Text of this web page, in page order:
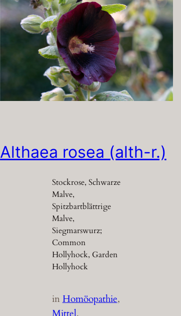
Althaea rosea (alth-r.)
Stockrose, Schwarze
Malve,
Spitzbartblättrige
Malve,
Siegmarswurz;
Common
Hollyhock, Garden
Hollyhock
inHomöopathie